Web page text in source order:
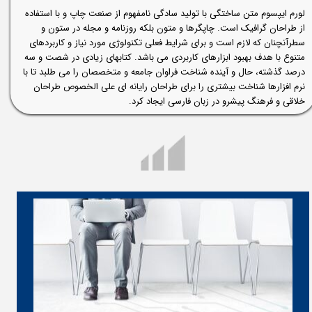
لورم ایپسوم متن ساختگی با تولید سادگی نامفهوم از صنعت چاپ و با استفاده
از طراحان گرافیک است. چاپگرها و متون بلکه روزنامه و مجله در ستون و
سطرآنچنان که لازم است و برای شرایط فعلی تکنولوژی مورد نیاز و کاربردهای
متنوع با هدف بهبود ابزارهای کاربردی می باشد. کتابهای زیادی در شصت و سه
درصد گذشته، حال و آینده شناخت فراوان جامعه و متخصصان را می طلبد تا با
نرم افزارها شناخت بیشتری را برای طراحان رایانه ای علی الخصوص طراحان
خلاقی و فرهنگ پیشرو در زبان فارسی ایجاد کرد.